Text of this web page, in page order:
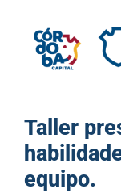
Taller
equipo.